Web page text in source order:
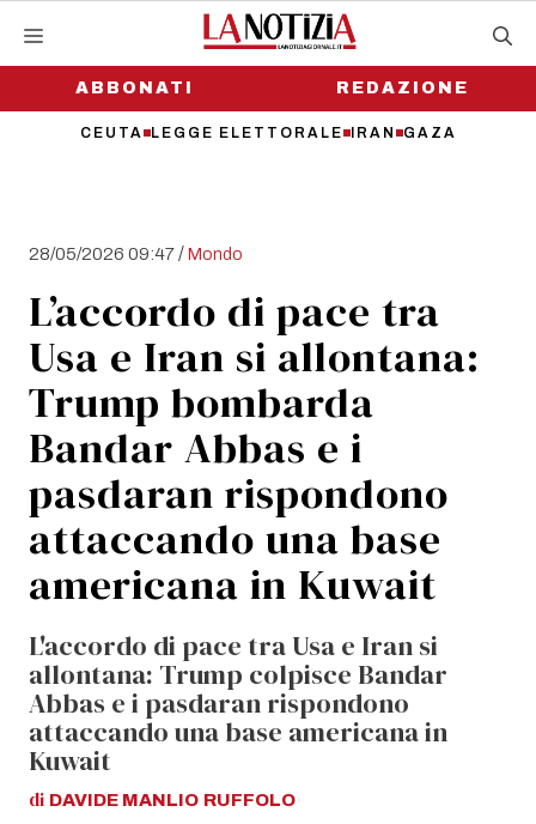
contenutoABBONATI
CEUTA LEGGE ELETTORALE IRAN GAZA
REDAZIONE
28/05/2026 09:47/Mondo
L’accordo di pace tra
Usa e Iran si allontana:
Trump bombarda
Bandar Abbas e i
pasdaran rispondono
attaccando una base
americana in Kuwait
L'accordo di pace tra Usa e Iran si
allontana: Trump colpisce Bandar
Abbas e i pasdaran rispondono
attaccando una base americana in
Kuwait
di DAVIDE MANLIO RUFFOLO